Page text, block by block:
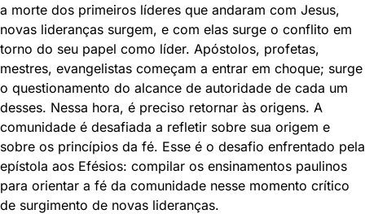
a morte dos primeiros líderes que andaram com Jesus,
novas lideranças surgem, e com elas surge o conflito em
torno do seu papel como líder. Apóstolos, profetas,
mestres, evangelistas começam a entrar em choque; surge
o questionamento do alcance de autoridade de cada um
desses. Nessa hora, é preciso retornar às origens. A
comunidade é desafiada a refletir sobre sua origem e
sobre os princípios da fé. Esse é o desafio enfrentado pela
epístola aos Efésios: compilar os ensinamentos paulinos
para orientar a fé da comunidade nesse momento crítico
de surgimento de novas lideranças.